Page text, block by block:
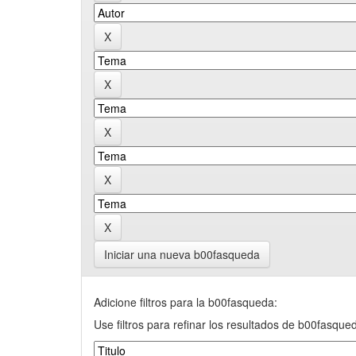
Iniciar una nueva b00fasqueda
Adicione filtros para la b00fasqueda:
Use filtros para refinar los resultados de